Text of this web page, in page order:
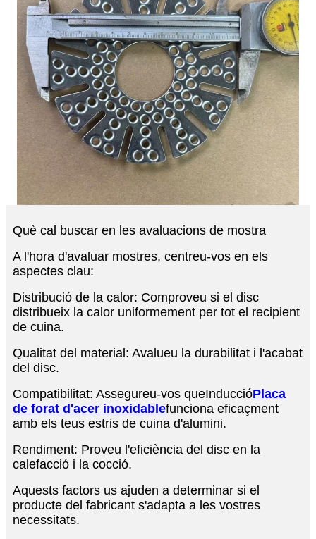
Què cal buscar en les avaluacions de mostra
A l'hora d'avaluar mostres, centreu-vos en els
aspectes clau:
Distribució de la calor: Comproveu si el disc
distribueix la calor uniformement per tot el recipient
de cuina.
Qualitat del material: Avalueu la durabilitat i l'acabat
del disc.
Compatibilitat: Assegureu-vos queInduccióPlaca
de forat d'acer inoxidablefunciona eficaçment
amb els teus estris de cuina d'alumini.
Rendiment: Proveu l'eficiència del disc en la
calefacció i la cocció.
Aquests factors us ajuden a determinar si el
producte del fabricant s'adapta a les vostres
necessitats.